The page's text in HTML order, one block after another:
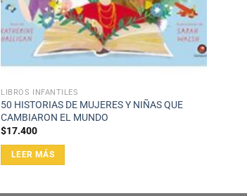
LIBROS INFANTILES
50 HISTORIAS DE MUJERES Y NIÑAS QUE
CAMBIARON EL MUNDO
$17.400
LEER MÁS